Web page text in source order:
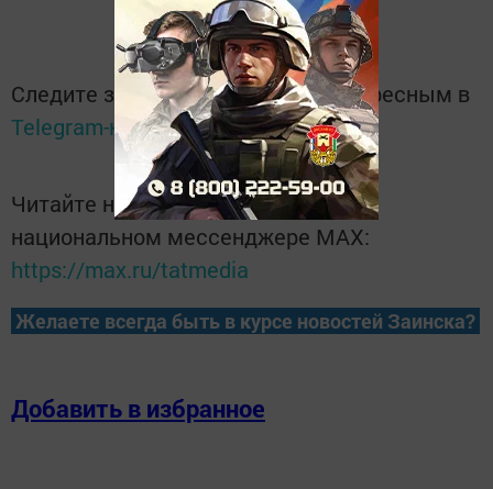
Следите за самым важным и интересным в
Telegram-каналеТатмедиа
Читайте новости Татарстана в
национальном мессенджере MАХ:
https://max.ru/tatmedia
Желаете всегда быть в курсе новостей Заинска?
Добавить в избранное